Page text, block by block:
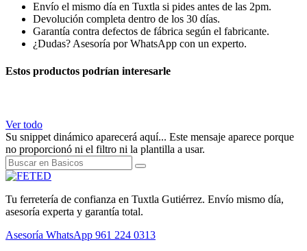
Envío el mismo día en Tuxtla si pides antes de las 2pm.
Devolución completa dentro de los 30 días.
Garantía contra defectos de fábrica según el fabricante.
¿Dudas? Asesoría por WhatsApp con un experto.
Estos productos podrían interesarle
Ver todo
Su snippet dinámico aparecerá aquí... Este mensaje aparece porque
no proporcionó ni el filtro ni la plantilla a usar.
Tu ferretería de confianza en Tuxtla Gutiérrez. Envío mismo día,
asesoría experta y garantía total.
Asesoría WhatsApp 961 224 0313